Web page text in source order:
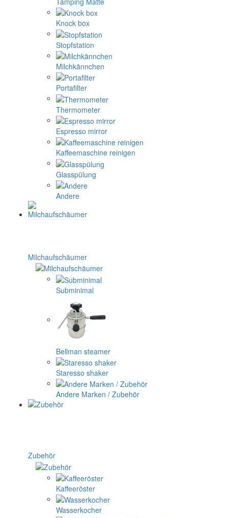
Knock box
Stopfstation
Milchkännchen
Portafilter
Thermometer
Espresso mirror
Kaffeemaschine reinigen
Glasspülung
Andere
Milchaufschäumer
Subminimal
Bellman steamer
Staresso shaker
Andere Marken / Zubehör
Zubehör
Kaffeeröster
Wasserkocher